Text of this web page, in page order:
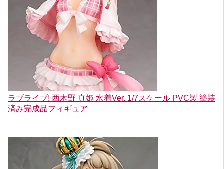
ラブライブ! 西木野 真姫 水着Ver. 1/7スケール PVC製 塗装
済み完成品フィギュア